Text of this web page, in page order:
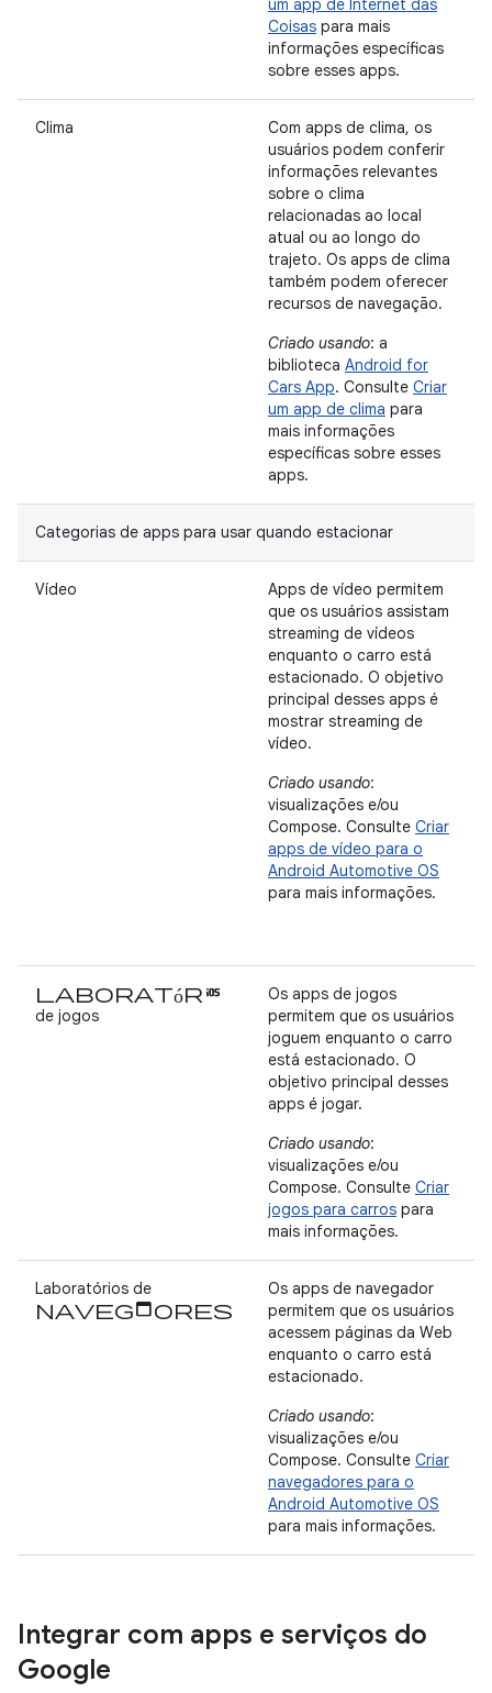
Coisas para mais
informações específicas
sobre esses apps.
Clima
Com apps de clima, os
usuários podem conferir
informações relevantes
sobre o clima
relacionadas ao local
atual ou ao longo do
trajeto. Os apps de clima
também podem oferecer
recursos de navegação.
Criado usando: a
biblioteca Android for
Cars App. Consulte Criar
um app de clima para
mais informações
específicas sobre esses
apps.
Categorias de apps para usar quando estacionar
Vídeo
Apps de vídeo permitem
que os usuários assistam
streaming de vídeos
enquanto o carro está
estacionado. O objetivo
principal desses apps é
mostrar streaming de
vídeo.
Criado usando:
visualizações e/ou
Compose. Consulte Criar
apps de vídeo para o
Android Automotive OS
para mais informações.
Laboratórios
de jogos
Os apps de jogos
permitem que os usuários
joguem enquanto o carro
está estacionado. O
objetivo principal desses
apps é jogar.
Criado usando:
visualizações e/ou
Compose. Consulte Criar
jogos para carros para
mais informações.
Laboratórios de
navegadores
Os apps de navegador
permitem que os usuários
acessem páginas da Web
enquanto o carro está
estacionado.
Criado usando:
visualizações e/ou
Compose. Consulte Criar
navegadores para o
Android Automotive OS
para mais informações.
Integrar com apps e serviços do
Google